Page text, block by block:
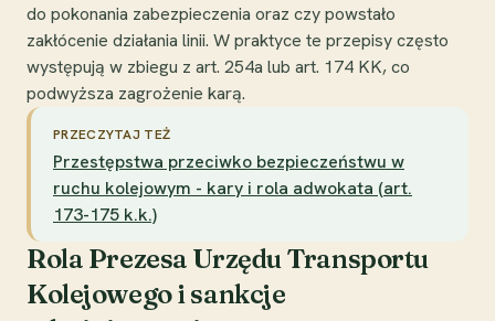
do pokonania zabezpieczenia oraz czy powstało
zakłócenie działania linii. W praktyce te przepisy często
występują w zbiegu z art. 254a lub art. 174 KK, co
podwyższa zagrożenie karą.
PRZECZYTAJ TEŻ
Przestępstwa przeciwko bezpieczeństwu w
ruchu kolejowym - kary i rola adwokata (art.
173-175 k.k.)
Rola Prezesa Urzędu Transportu
Kolejowego i sankcje